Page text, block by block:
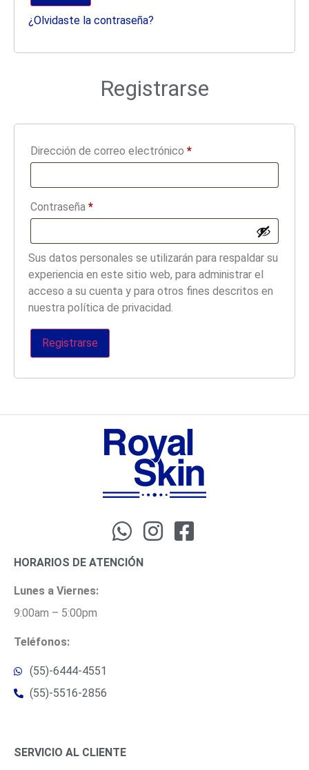
¿Olvidaste la contraseña?
Registrarse
Dirección de correo electrónico *
Contraseña *
Sus datos personales se utilizarán para respaldar su
experiencia en este sitio web, para administrar el
acceso a su cuenta y para otros fines descritos en
nuestra política de privacidad.
Registrarse
HORARIOS DE ATENCIÓN
Lunes a Viernes:
9:00am – 5:00pm
Teléfonos:
(55)-6444-4551
(55)-5516-2856
SERVICIO AL CLIENTE